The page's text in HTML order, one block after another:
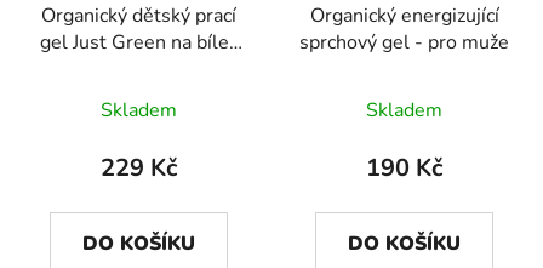
Organický dětský prací
gel Just Green na bíle i
Skladem
229 Kč
DO KOŠÍKU
Organický energizující
sprchový gel - pro muže
Skladem
190 Kč
DO KOŠÍKU